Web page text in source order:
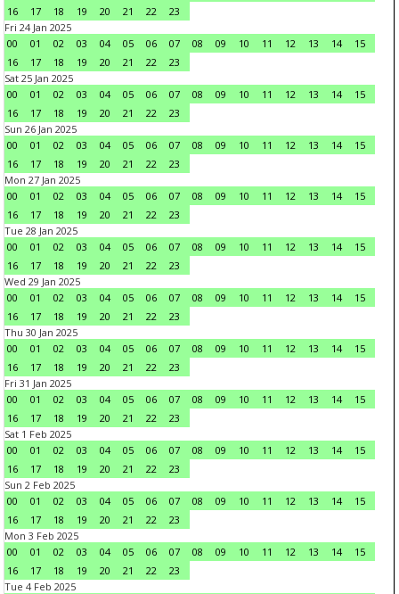
16
17 18 19 20 21 22
23
Fri 24 Jan 2025
00
01 02 03 04 05 06 07 08 09 10 11 12 13 14
15
16
17 18 19 20 21 22
23
Sat 25 Jan 2025
00
01 02 03 04 05 06 07 08 09 10 11 12 13 14
15
16
17 18 19 20 21 22
23
Sun 26 Jan 2025
00
01 02 03 04 05 06 07 08 09 10 11 12 13 14
15
16
17 18 19 20 21 22
23
Mon 27 Jan 2025
00
01 02 03 04 05 06 07 08 09 10 11 12 13 14
15
16
17 18 19 20 21 22
23
Tue 28 Jan 2025
00
01 02 03 04 05 06 07 08 09 10 11 12 13 14
15
16
17 18 19 20 21 22
23
Wed 29 Jan 2025
00
01 02 03 04 05 06 07 08 09 10 11 12 13 14
15
16
17 18 19 20 21 22
23
Thu 30 Jan 2025
00
01 02 03 04 05 06 07 08 09 10 11 12 13 14
15
16
17 18 19 20 21 22
23
Fri 31 Jan 2025
00
01 02 03 04 05 06 07 08 09 10 11 12 13 14
15
16
17 18 19 20 21 22
23
Sat 1 Feb 2025
00
01 02 03 04 05 06 07 08 09 10 11 12 13 14
15
16
17 18 19 20 21 22
23
Sun 2 Feb 2025
00
01 02 03 04 05 06 07 08 09 10 11 12 13 14
15
16
17 18 19 20 21 22
23
Mon 3 Feb 2025
00
01 02 03 04 05 06 07 08 09 10 11 12 13 14
15
16
17 18 19 20 21 22
23
Tue 4 Feb 2025